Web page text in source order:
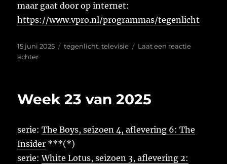
maar gaat door op internet:
https://www.vpro.nl/programmas/tegenlicht
Geplaatst
op
15 juni 2025 Tags
tegenlicht,televisie
Laat een reactie
achterop
Week 23 van 2025
serie:The Boys, seizoen 4, aflevering 6: The
Insider ***(*)
serie:White Lotus, seizoen 3, aflevering 2: